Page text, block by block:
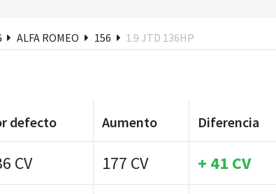
ALFA ROMEO 156 1.9 JTD 136HP
defecto Aumento Diferencia
CV 177 CV
+ 41 CV